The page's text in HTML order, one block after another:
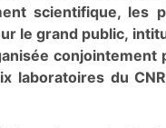
scientifique, les
le grand public,
conjointement
du